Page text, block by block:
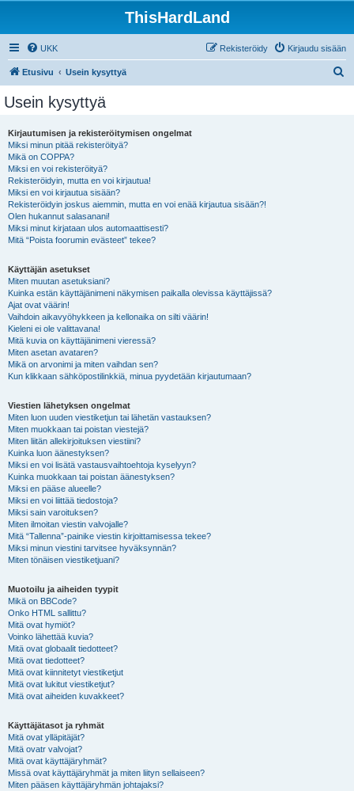
ThisHardLand
UKK Kirjaudu sisään
Rekisteröidy
Etusivu Usein kysyttyä
Usein kysyttyä
Kirjautumisen ja rekisteröitymisen ongelmat
Miksi minun pitää rekisteröityä?
Mikä on COPPA?
Miksi en voi rekisteröityä?
Rekisteröidyin, mutta en voi kirjautua!
Miksi en voi kirjautua sisään?
Rekisteröidyin joskus aiemmin, mutta en voi enää kirjautua sisään?!
Olen hukannut salasanani!
Miksi minut kirjataan ulos automaattisesti?
Mitä “Poista foorumin evästeet” tekee?
Käyttäjän asetukset
Miten muutan asetuksiani?
Kuinka estän käyttäjänimeni näkymisen paikalla olevissa käyttäjissä?
Ajat ovat väärin!
Vaihdoin aikavyöhykkeen ja kellonaika on silti väärin!
Kieleni ei ole valittavana!
Mitä kuvia on käyttäjänimeni vieressä?
Miten asetan avataren?
Mikä on arvonimi ja miten vaihdan sen?
Kun klikkaan sähköpostilinkkiä, minua pyydetään kirjautumaan?
Viestien lähetyksen ongelmat
Miten luon uuden viestiketjun tai lähetän vastauksen?
Miten muokkaan tai poistan viestejä?
Miten liitän allekirjoituksen viestiini?
Kuinka luon äänestyksen?
Miksi en voi lisätä vastausvaihtoehtoja kyselyyn?
Kuinka muokkaan tai poistan äänestyksen?
Miksi en pääse alueelle?
Miksi en voi liittää tiedostoja?
Miksi sain varoituksen?
Miten ilmoitan viestin valvojalle?
Mitä “Tallenna”-painike viestin kirjoittamisessa tekee?
Miksi minun viestini tarvitsee hyväksynnän?
Miten tönäisen viestiketjuani?
Muotoilu ja aiheiden tyypit
Mikä on BBCode?
Onko HTML sallittu?
Mitä ovat hymiöt?
Voinko lähettää kuvia?
Mitä ovat globaalit tiedotteet?
Mitä ovat tiedotteet?
Mitä ovat kiinnitetyt viestiketjut
Mitä ovat lukitut viestiketjut?
Mitä ovat aiheiden kuvakkeet?
Käyttäjätasot ja ryhmät
Mitä ovat ylläpitäjät?
Mitä ovatr valvojat?
Mitä ovat käyttäjäryhmät?
Missä ovat käyttäjäryhmät ja miten liityn sellaiseen?
Miten pääsen käyttäjäryhmän johtajaksi?